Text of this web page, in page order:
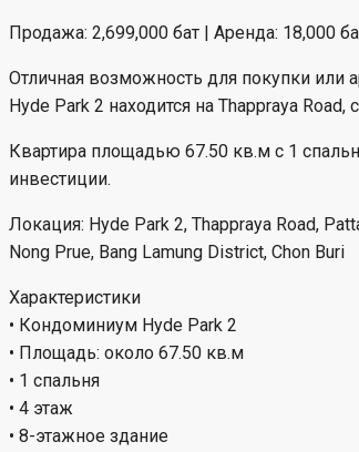
Продажа: 2,699,000 бат | Аренда: 18,000
Отличная возможность для покупки или
Hyde Park 2 находится на Thappraya
Квартира площадью 67.50 кв.м с 1
инвестиции.
Локация: Hyde Park 2, Thappraya Road,
Nong Prue, Bang Lamung District, Chon Buri
Характеристики
• Кондоминиум Hyde Park 2
• Площадь: около 67.50 кв.м
• 1 спальня
• 4 этаж
• 8-этажное здание